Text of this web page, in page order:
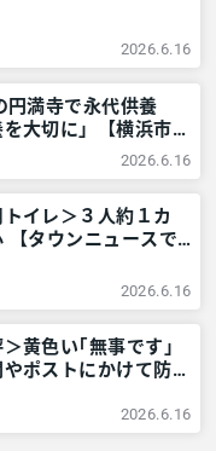
2026.6.16
円満寺で永代供養
大切に」【横浜市西
のご近所情報 – レア
2026.6.16
イレ＞３人約１カ
【タウンニュースで
2026.6.16
黄色い｢無事です｣
ポストにかけて防災
2026.6.16